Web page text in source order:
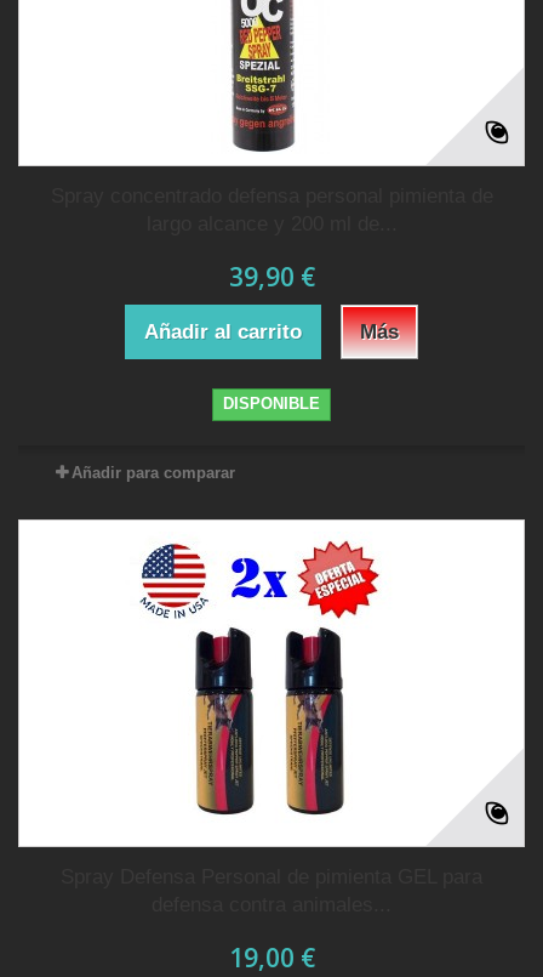
39,90 €
Añadir al carrito Más
DISPONIBLE
Añadir para comparar
19,00 €